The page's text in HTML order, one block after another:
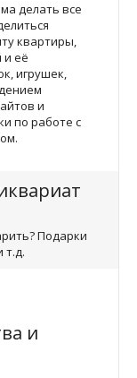
делать все
квартиры,
и её
игрушек,
и
по работе с
Подарки
т.д.
и